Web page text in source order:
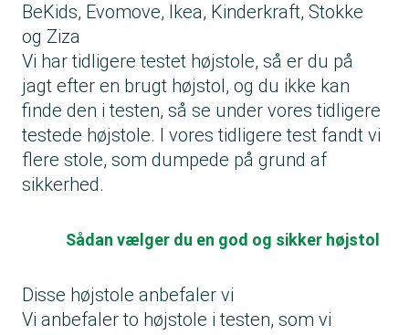
BeKids, Evomove, Ikea, Kinderkraft, Stokke
og Ziza
Vi har tidligere testet højstole, så er du på
jagt efter en brugt højstol, og du ikke kan
finde den i testen, så se under vores tidligere
testede højstole. I vores tidligere test fandt vi
flere stole, som dumpede på grund af
sikkerhed.
Sådan vælger du en god og sikker højstol
Disse højstole anbefaler vi
Vi anbefaler to højstole i testen, som vi